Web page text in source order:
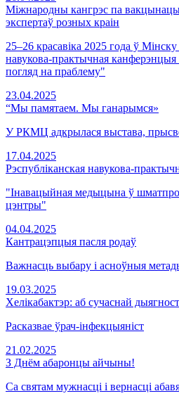
Міжнародны кангрэс па
экспертаў розных краін
25–26 красавіка 2025 года ў
навукова-практычная
погляд на праблему"
23.04.2025
“Мы памятаем. Мы ганарымся»
У РКМЦ адкрылася выстава,
17.04.2025
Рэспубліканская навукова-
"Інавацыйная медыцына ў
цэнтры"
04.04.2025
Кантрацэпцыя пасля родаў
Важнасць выбару і асноўныя
19.03.2025
Хелікабактэр: аб сучаснай
Расказвае ўрач-інфекцыяніст
21.02.2025
З Днём абаронцы айчыны!
Са святам мужнасці і вернасці